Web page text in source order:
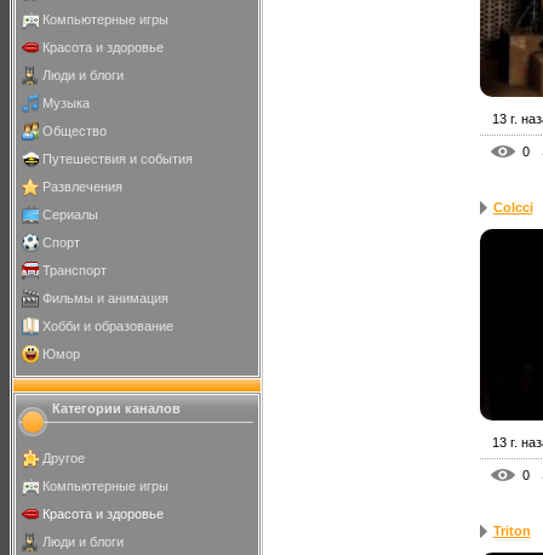
Компьютерные игры
Красота и здоровье
Люди и блоги
Музыка
Общество
Путешествия и события
Развлечения
Сериалы
Спорт
Транспорт
Фильмы и анимация
Хобби и образование
Юмор
Категории каналов
Другое
Компьютерные игры
Красота и здоровье
Люди и блоги
13 г.
0
Colcci
13 г.
0
Triton